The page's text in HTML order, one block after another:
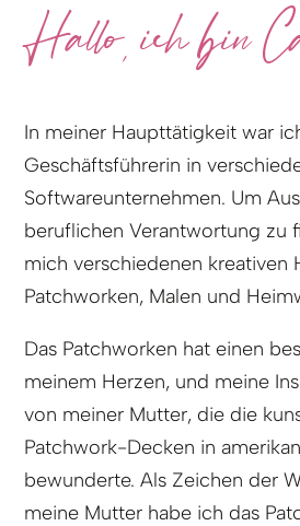
Hallo, ich bin
In meiner Haupttätigkeit war
Geschäftsführerin in
Softwareunternehmen. Um
beruflichen Verantwortung zu
mich verschiedenen kreativen
Patchworken, Malen und
Das Patchworken hat einen
meinem Herzen, und meine
von meiner Mutter, die die
Patchwork-Decken in
bewunderte. Als Zeichen der
meine Mutter habe ich das